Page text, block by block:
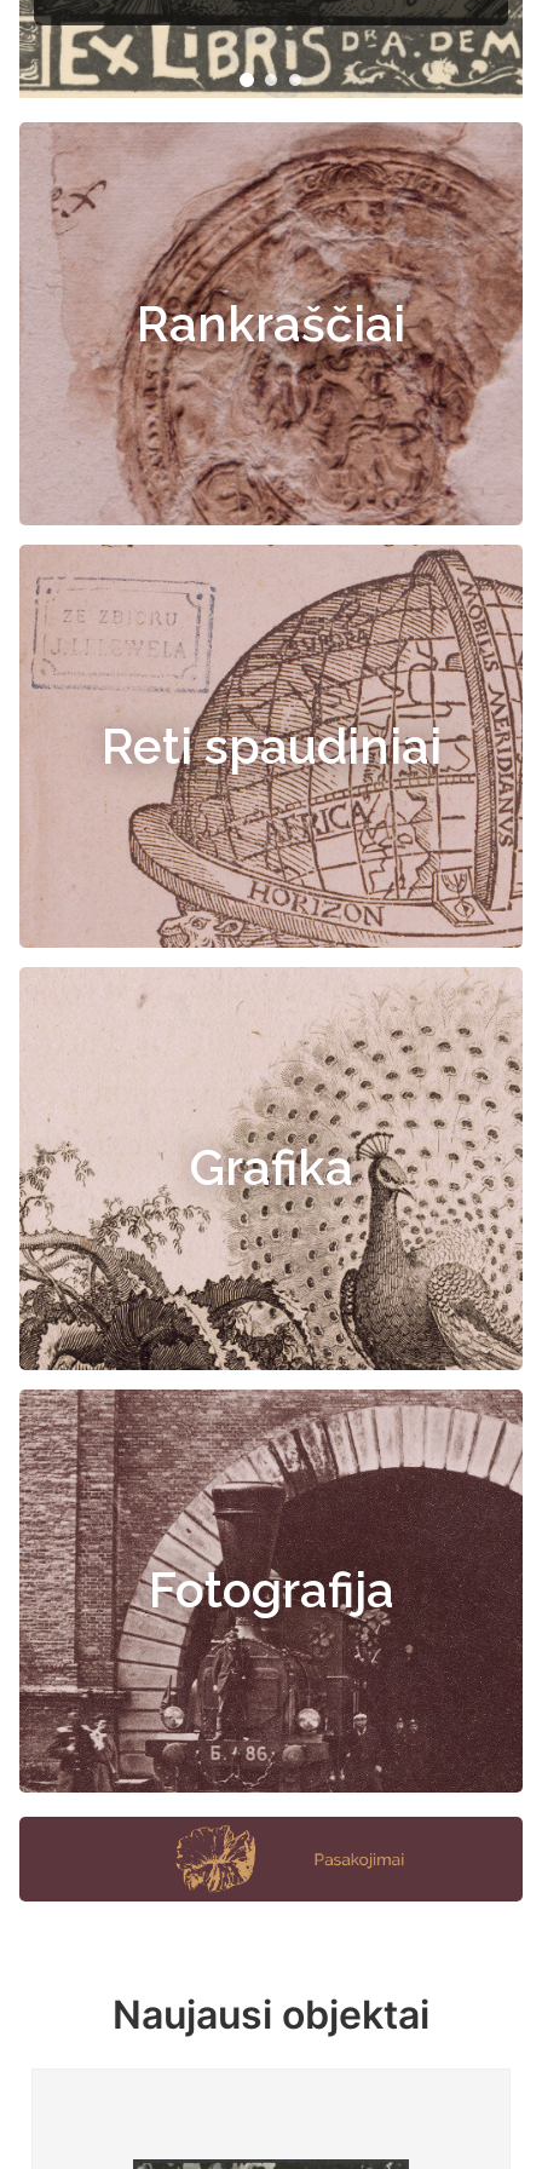
Rankraščiai
Reti spaudiniai
Grafika
Fotografija
Naujausi objektai